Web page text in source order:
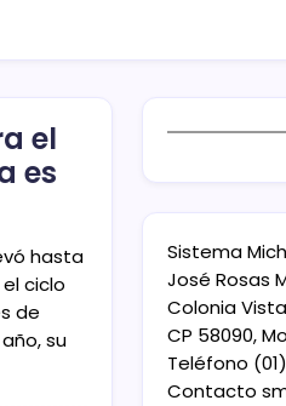
el
es
hasta
ciclo
de
su
Sistema
José Rosas
Colonia
CP 58090,
Teléfono
Contacto